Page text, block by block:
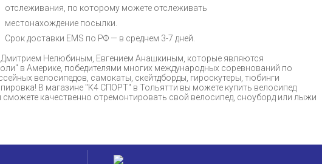
отслеживания, по которому можете отслеживать
местонахождение посылки.
Срок доставки EMS по РФ — в среднем 3-7 дней.
Нелюбиным, Евгением Анашкиным, которые являются
в Америке, победителями многих международных соревнований по
велосипедов, самокаты, скейтдборды, гироскутеры, тюбинги
В магазине "К4 СПОРТ" в Тольятти вы можете купить велосипед
качественно отремонтировать свой велосипед, сноуборд или лыжи